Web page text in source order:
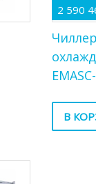
2 590
В